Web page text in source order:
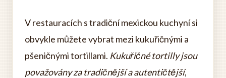
V restauracích s tradiční mexickou kuchyní si
obvykle můžete vybrat mezi kukuřičnými a
pšeničnými tortillami. Kukuřičné tortilly jsou
považovány za tradičnější a autentičtější,